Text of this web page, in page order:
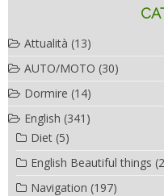
Attualità (13)
AUTO/MOTO (30)
Dormire (14)
English (341)
Diet (5)
English Beautiful things
Navigation (197)